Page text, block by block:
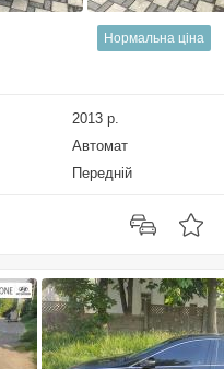
Нормальна ціна
2013 р.
Автомат
Передній